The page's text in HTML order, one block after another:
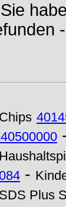
Chips
-
SDS Plus